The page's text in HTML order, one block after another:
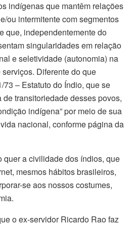
indígenas que mantêm relações
ou intermitente com segmentos
que, independentemente do
singularidades em relação
e seletividade (autonomia) na
Diferente do que
– Estatuto do Índio, que se
transitoriedade desses povos,
indígena” por meio de sua
nacional, conforme página da
quer a civilidade dos índios, que
mesmos hábitos brasileiros,
se aos nossos costumes,
o ex-servidor Ricardo Rao faz